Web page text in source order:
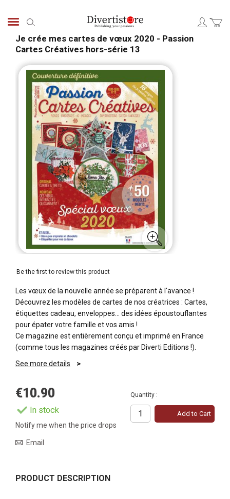
Je crée mes cartes de vœux 2020 - Passion
Cartes Créatives hors-série 13
Skip
to
images
Be the first to review this product
Les vœux de la nouvelle année se préparent à l'avance !
Découvrez les modèles de cartes de nos créatrices : Cartes,
étiquettes cadeau, enveloppes… des idées époustouflantes
pour épater votre famille et vos amis !
Ce magazine est entièrement conçu et imprimé en France
(comme tous les magazines créés par Diverti Editions !).
See more details
€10.90
In stock
Quantity :
Add to Cart
Notify me when the price drops
Email
PRODUCT DESCRIPTION